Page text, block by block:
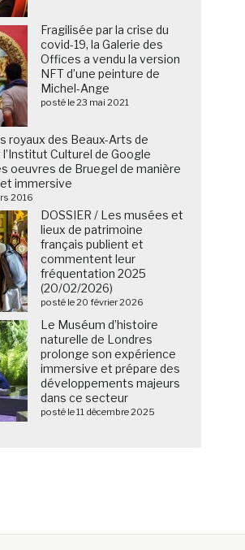
Fragilisée par la crise du
covid-19, la Galerie des
Offices a vendu la version
NFT d’une peinture de
Michel-Ange
posté le 23 mai 2021
royaux des Beaux-Arts de
Culturel de Google
oeuvres de Bruegel de manière
immersive
2016
DOSSIER / Les musées et
lieux de patrimoine
français publient et
commentent leur
fréquentation 2025
(20/02/2026)
posté le 20 février 2026
Le Muséum d’histoire
naturelle de Londres
prolonge son expérience
immersive et prépare des
développements majeurs
dans ce secteur
posté le 11 décembre 2025